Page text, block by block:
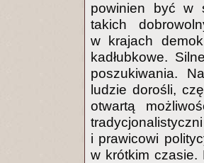
powinien być w
takich
w krajach
kadłubkowe.
poszukiwania.
ludzie dorośli,
otwartą
i prawicowi
w krótkim czasie.